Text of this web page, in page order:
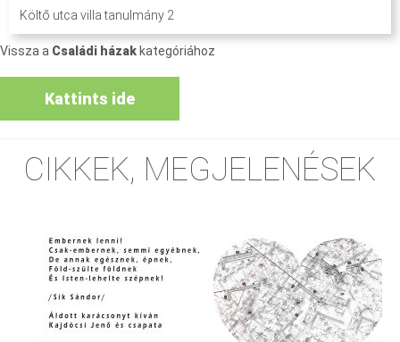
Költő utca villa tanulmány 2
Vissza a Családi házak kategóriához
Kattints ide
CIKKEK, MEGJELENÉSEK